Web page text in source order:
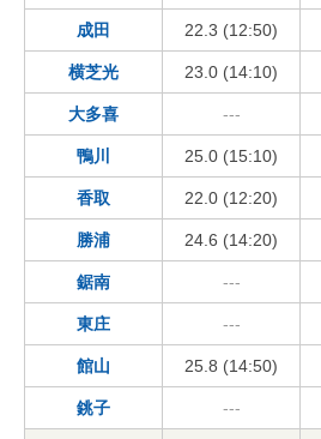
成田 22.3 (12:50)
横芝光 23.0 (14:10)
大多喜 ---
鴨川 25.0 (15:10)
香取 22.0 (12:20)
勝浦 24.6 (14:20)
鋸南 ---
東庄 ---
館山 25.8 (14:50)
銚子 ---